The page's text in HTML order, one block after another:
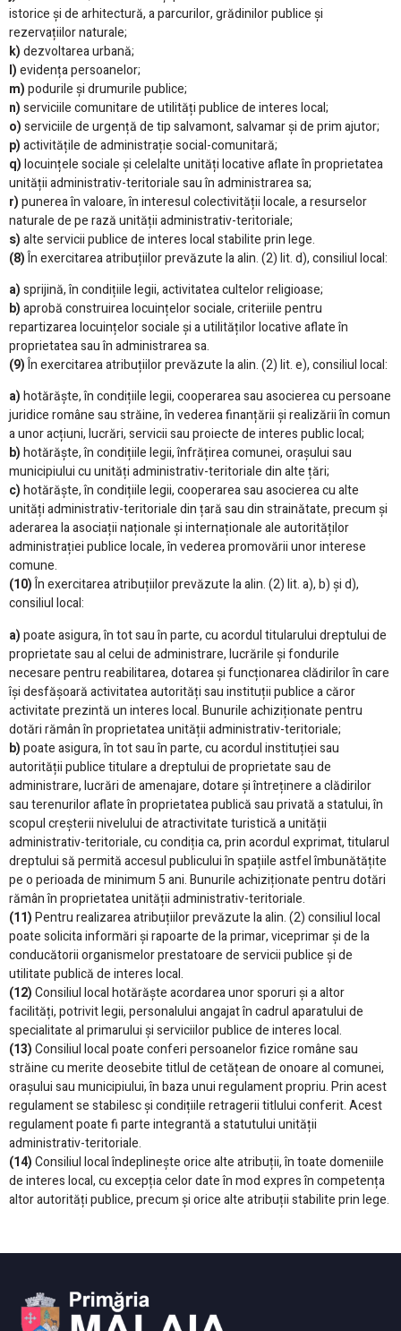
istorice și de arhitectură, a parcurilor, grădinilor publice și
rezervațiilor naturale;
k)dezvoltarea urbană;
l)evidența persoanelor;
m)podurile și drumurile publice;
n)serviciile comunitare de utilități publice de interes local;
o)serviciile de urgență de tip salvamont, salvamar și de prim ajutor;
p)activitățile de administrație social-comunitară;
q)locuințele sociale și celelalte unități locative aflate în proprietatea
unității administrativ-teritoriale sau în administrarea sa;
r)punerea în valoare, în interesul colectivității locale, a resurselor
naturale de pe rază unității administrativ-teritoriale;
s)alte servicii publice de interes local stabilite prin lege.
(8)În exercitarea atribuțiilor prevăzute la alin. (2) lit. d), consiliul local:
a)sprijină, în condițiile legii, activitatea cultelor religioase;
b)aprobă construirea locuințelor sociale, criteriile pentru
repartizarea locuințelor sociale și a utilităților locative aflate în
proprietatea sau în administrarea sa.
(9)În exercitarea atribuțiilor prevăzute la alin. (2) lit. e), consiliul local:
a)hotărăște, în condițiile legii, cooperarea sau asocierea cu persoane
juridice române sau străine, în vederea finanțării și realizării în comun
a unor acțiuni, lucrări, servicii sau proiecte de interes public local;
b)hotărăște, în condițiile legii, înfrățirea comunei, orașului sau
municipiului cu unități administrativ-teritoriale din alte țări;
c)hotărăște, în condițiile legii, cooperarea sau asocierea cu alte
unități administrativ-teritoriale din țară sau din strainătate, precum și
aderarea la asociații naționale și internaționale ale autorităților
administrației publice locale, în vederea promovării unor interese
comune.
(10)În exercitarea atribuțiilor prevăzute la alin. (2) lit. a), b) și d),
consiliul local:
a)poate asigura, în tot sau în parte, cu acordul titularului dreptului de
proprietate sau al celui de administrare, lucrările și fondurile
necesare pentru reabilitarea, dotarea și funcționarea clădirilor în care
își desfășoară activitatea autorități sau instituții publice a căror
activitate prezintă un interes local. Bunurile achiziționate pentru
dotări rămân în proprietatea unității administrativ-teritoriale;
b)poate asigura, în tot sau în parte, cu acordul instituției sau
autorității publice titulare a dreptului de proprietate sau de
administrare, lucrări de amenajare, dotare și întreținere a clădirilor
sau terenurilor aflate în proprietatea publică sau privată a statului, în
scopul creșterii nivelului de atractivitate turistică a unității
administrativ-teritoriale, cu condiția ca, prin acordul exprimat, titularul
dreptului să permită accesul publicului în spațiile astfel îmbunătățite
pe o perioada de minimum 5 ani. Bunurile achiziționate pentru dotări
rămân în proprietatea unității administrativ-teritoriale.
(11)Pentru realizarea atribuțiilor prevăzute la alin. (2) consiliul local
poate solicita informări și rapoarte de la primar, viceprimar și de la
conducătorii organismelor prestatoare de servicii publice și de
utilitate publică de interes local.
(12)Consiliul local hotărăște acordarea unor sporuri și a altor
facilități, potrivit legii, personalului angajat în cadrul aparatului de
specialitate al primarului și serviciilor publice de interes local.
(13)Consiliul local poate conferi persoanelor fizice române sau
străine cu merite deosebite titlul de cetățean de onoare al comunei,
orașului sau municipiului, în baza unui regulament propriu. Prin acest
regulament se stabilesc și condițiile retragerii titlului conferit. Acest
regulament poate fi parte integrantă a statutului unității
administrativ-teritoriale.
(14)Consiliul local îndeplinește orice alte atribuții, în toate domeniile
de interes local, cu excepția celor date în mod expres în competența
altor autorități publice, precum și orice alte atribuții stabilite prin lege.